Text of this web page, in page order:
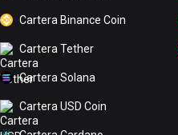
Cartera Binance Coin
Cartera Tether
Cartera Solana
Cartera USD Coin